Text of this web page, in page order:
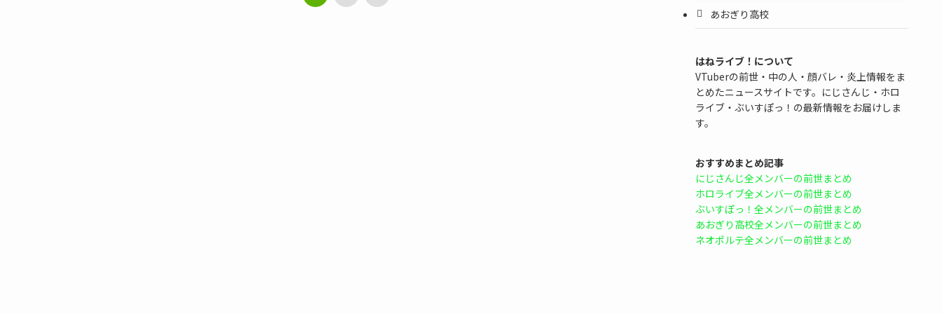
あおぎり高校
はねライブ！について
VTuberの前世・中の人・顔バレ・炎上情報をま
とめたニュースサイトです。にじさんじ・ホロ
ライブ・ぶいすぽっ！の最新情報をお届けしま
す。
おすすめまとめ記事
にじさんじ全メンバーの前世まとめ
ホロライブ全メンバーの前世まとめ
ぶいすぽっ！全メンバーの前世まとめ
あおぎり高校全メンバーの前世まとめ
ネオポルテ全メンバーの前世まとめ